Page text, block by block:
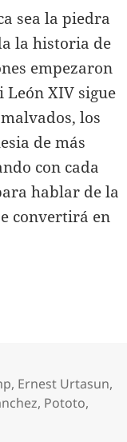
sea la piedra
la historia de
empezaron
León XIV sigue
los
de más
con cada
hablar de la
convertirá en
, Ernest Urtasun,
, Pototo,